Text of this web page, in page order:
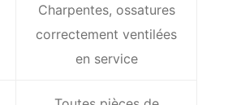
Charpentes, ossatures
correctement ventilées
en service